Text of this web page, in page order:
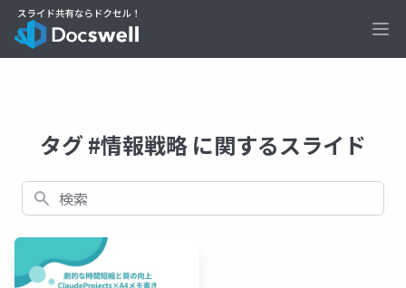
タグ #情報戦略 に関するスライド
検索